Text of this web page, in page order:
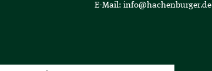
E-Mail: info@hachenburger.de